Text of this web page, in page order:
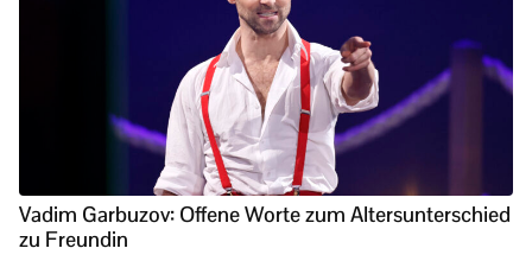
Vadim Garbuzov: Offene Worte zum Altersunterschied
zu Freundin